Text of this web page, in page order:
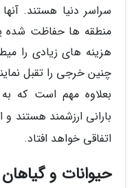
سراسر دنیا هستند.
منطقه ها حفاظت شده
هزینه های زیادی را
چنین خرجی را تقبل
بعلاوه مهم است که
بارانی ارزشمند هستند و
اتفاقی خواهد افتاد.
حیوانات و